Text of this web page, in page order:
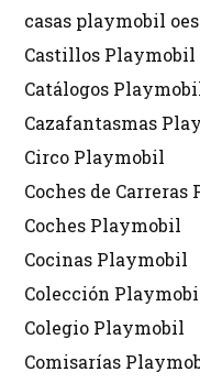
casas playmobil
Castillos Playmobil
Catálogos
Cazafantasmas
Circo Playmobil
Coches de
Coches Playmobil
Cocinas Playmobil
Colección
Colegio Playmobil
Comisarías